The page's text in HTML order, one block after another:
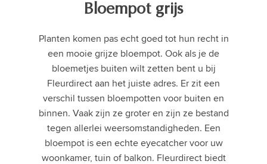
Bloempot grijs
Planten komen pas echt goed tot hun recht in
een mooie grijze bloempot. Ook als je de
bloemetjes buiten wilt zetten bent u bij
Fleurdirect aan het juiste adres. Er zit een
verschil tussen bloempotten voor buiten en
binnen. Vaak zijn ze groter en zijn ze bestand
tegen allerlei weersomstandigheden. Een
bloempot is een echte eyecatcher voor uw
woonkamer, tuin of balkon. Fleurdirect biedt